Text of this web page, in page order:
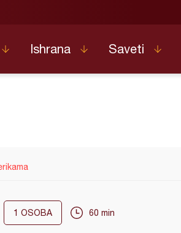
Ishrana Saveti
1 OSOBA 60 min